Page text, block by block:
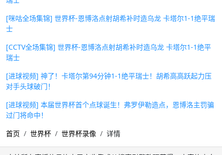
[咪咕全场集锦] 世界杯-恩博洛点射胡希补时造乌龙 卡塔尔1-1绝平瑞
士
[CCTV全场集锦] 世界杯-恩博洛点射胡希补时造乌龙 卡塔尔1-1绝平
瑞士
[进球视频] 神了！卡塔尔第94分钟1-1绝平瑞士！胡希高高跃起力压
对手头球破门！
[进球视频] 本届世界杯首个点球诞生！弗罗伊勒造点，恩博洛主罚骗
过门将命中！
首页
世界杯 世界杯录像 详情